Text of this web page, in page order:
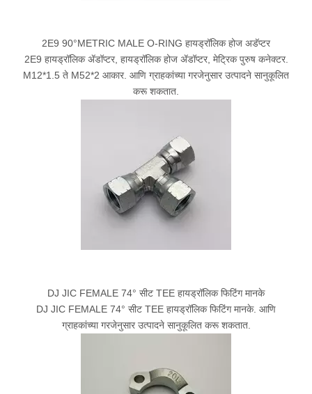
2E9 90°METRIC MALE O-RING हायड्रॉलिक होज अडॅप्टर
2E9 हायड्रॉलिक ॲडॉप्टर, हायड्रॉलिक होज ॲडॉप्टर, मेट्रिक पुरुष कनेक्टर.
M12*1.5 ते M52*2 आकार. आणि ग्राहकांच्या गरजेनुसार उत्पादने सानुकूलित
करू शकतात.
DJ JIC FEMALE 74° सीट TEE हायड्रॉलिक फिटिंग मानके
DJ JIC FEMALE 74° सीट TEE हायड्रॉलिक फिटिंग मानके. आणि
ग्राहकांच्या गरजेनुसार उत्पादने सानुकूलित करू शकतात.